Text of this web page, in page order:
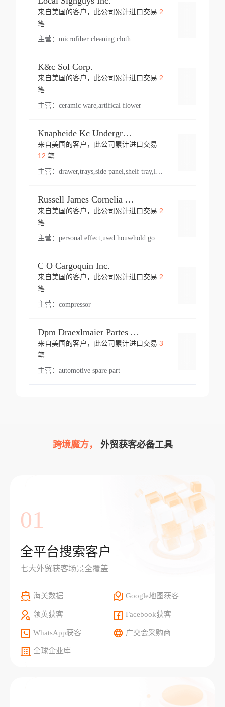
来自美国的客户，此公司累计进口交易 2
笔
主营： microfiber cleaning cloth
K&c Sol Corp.
来自美国的客户，此公司累计进口交易 2
笔
主营： ceramic ware,artifical flower
Knapheide Kc Underground
来自美国的客户，此公司累计进口交易
12 笔
主营：
Russell James Cornelia Arlington Va
来自美国的客户，此公司累计进口交易 2
笔
主营： personal effect,used household goods
C O Cargoquin Inc.
来自美国的客户，此公司累计进口交易 2
笔
主营： compressor
Dpm Draexlmaier Partes Automotrices Corr Ind Huejotzingo
来自美国的客户，此公司累计进口交易 3
笔
主营： automotive spare part
跨境魔方， 外贸获客必备工具
01
全平台搜索客户
七大外贸获客场景全覆盖
海关数据 Google地图获客
领英获客 Facebook获客
WhatsApp获客 广交会采购商
全球企业库